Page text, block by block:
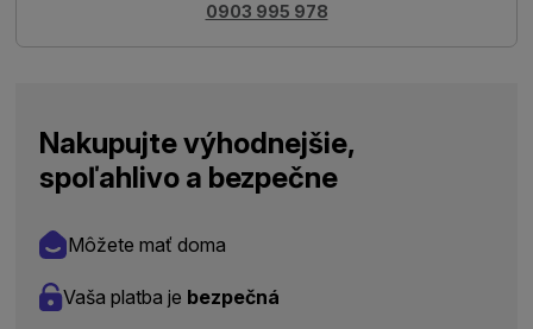
0903 995 978
Nakupujte výhodnejšie,
spoľahlivo a bezpečne
Môžete mať doma
Vaša platba je bezpečná